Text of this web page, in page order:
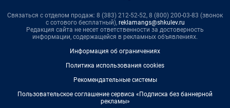
Связаться с отделом продаж: 8 (383) 212-52-52, 8 (800) 200-03-83 (звонок
с сотового бесплатный), reklamangs@shkulev.ru
Редакция сайта не несет ответственности за достоверность
информации, содержащейся в рекламных объявлениях.
Информация об ограничениях
Политика использования cookies
Рекомендательные системы
Пользовательское соглашение сервиса «Подписка без баннерной
рекламы»